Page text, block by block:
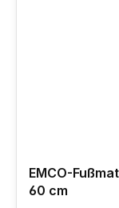
EMCO-
60 cm